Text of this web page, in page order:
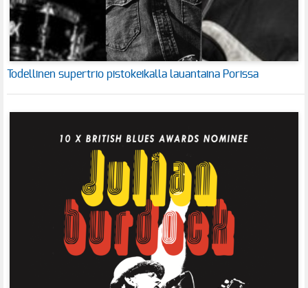
Todellinen supertrio pistokeikalla lauantaina Porissa